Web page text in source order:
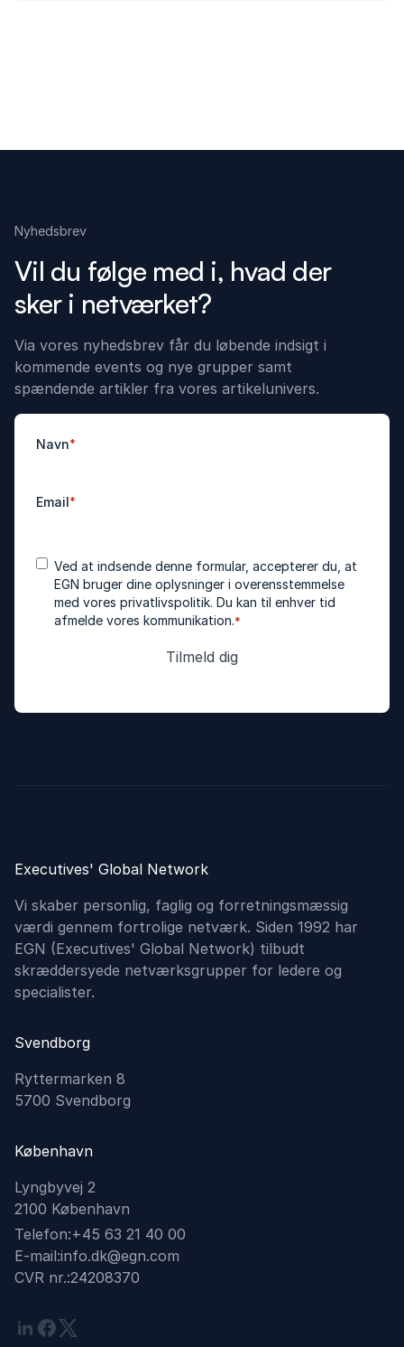
Nyhedsbrev
Vil du følge med i, hvad der
sker i netværket?
Via vores nyhedsbrev får du løbende indsigt i
kommende events og nye grupper samt
spændende artikler fra vores artikelunivers.
Navn*
Email*
Accepter
betingelser
*
Ved at indsende denne formular, accepterer du, at
EGN bruger dine oplysninger i overensstemmelse
med vores privatlivspolitik. Du kan til enhver tid
afmelde vores kommunikation.*
Executives' Global Network
Vi skaber personlig, faglig og forretningsmæssig
værdi gennem fortrolige netværk. Siden 1992 har
EGN (Executives'​ Global Network) tilbudt
skræddersyede netværksgrupper for ledere og
specialister.
Svendborg
Ryttermarken 8
5700 Svendborg
København
Lyngbyvej 2
2100 København
Telefon:+45 63 21 40 00
E-mail:info.dk@egn.com
CVR nr.:24208370
Linkedin
Facebook
Twitter